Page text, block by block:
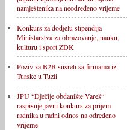
namještenika na neodređeno vrijeme
Konkurs za dodjelu stipendija
Ministarstva za obrazovanje, nauku,
kulturu i sport ZDK
Poziv za B2B susreti sa firmama iz
Turske u Tuzli
JPU “Dječije obdanište Vareš“
raspisuje javni konkurs za prijem
radnika u radni odnos na određeno
vrijeme